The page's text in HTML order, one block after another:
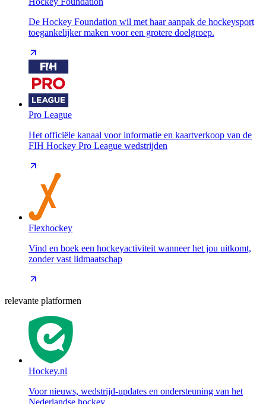
De Hockey Foundation wil met haar aanpak de hockeysport
toegankelijker maken voor een grotere doelgroep.
Pro League
Het officiële kanaal voor informatie en kaartverkoop van de
FIH Hockey Pro League wedstrijden
Flexhockey
Vind en boek een hockeyactiviteit wanneer het jou uitkomt,
zonder vast lidmaatschap
relevante platformen
Hockey.nl
Voor nieuws, wedstrijd-updates en ondersteuning van het